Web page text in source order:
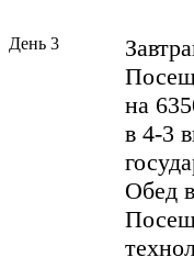
День 3
на
в 4-3
Обед